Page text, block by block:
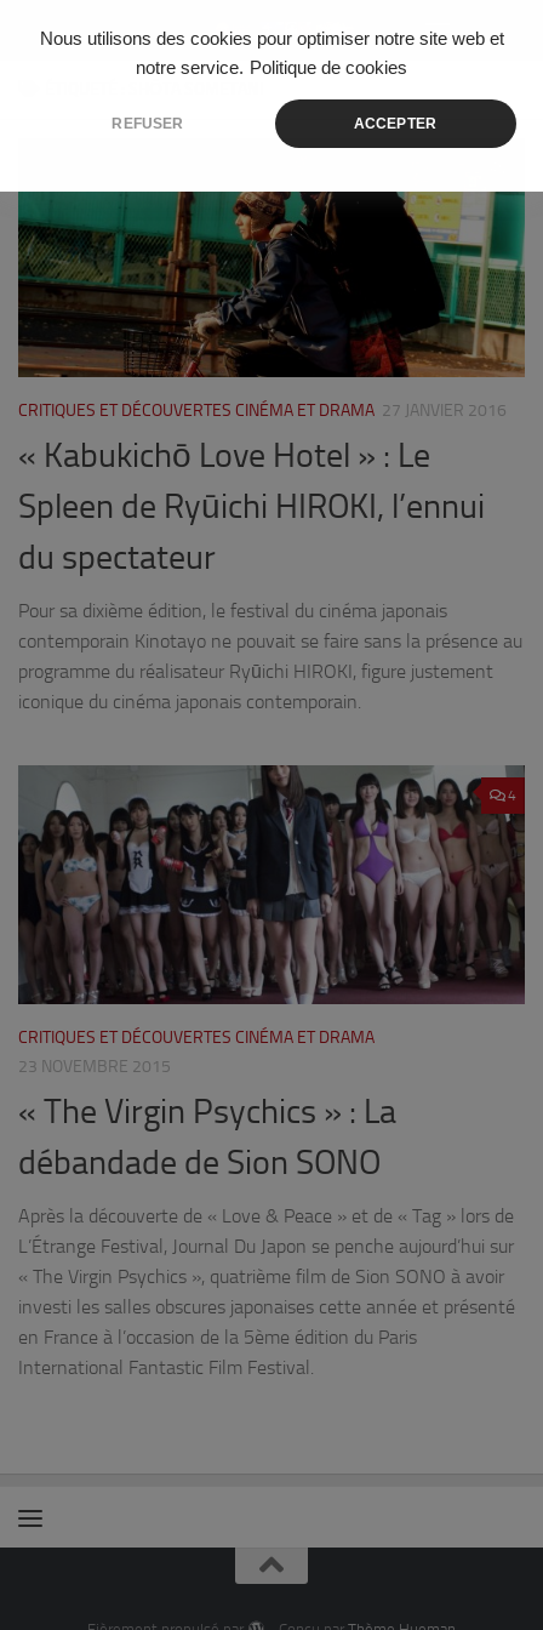
Nous utilisons des cookies pour optimiser notre site web et
notre service. Politique de cookies
REFUSER ACCEPTER
Skip to content
CRITIQUES ET DÉCOUVERTES CINÉMA ET DRAMA 27 JANVIER 2016
« Kabukichō Love Hotel » : Le
Spleen de Ryūichi HIROKI, l’ennui
du spectateur
Pour sa dixième édition, le festival du cinéma japonais
contemporain Kinotayo ne pouvait se faire sans la présence au
programme du réalisateur Ryūichi HIROKI, figure justement
iconique du cinéma japonais contemporain.
4
CRITIQUES ET DÉCOUVERTES CINÉMA ET DRAMA
23 NOVEMBRE 2015
« The Virgin Psychics » : La
débandade de Sion SONO
Après la découverte de « Love & Peace » et de « Tag » lors de
L’Étrange Festival, Journal Du Japon se penche aujourd’hui sur
« The Virgin Psychics », quatrième film de Sion SONO à avoir
investi les salles obscures japonaises cette année et présenté
en France à l’occasion de la 5ème édition du Paris
International Fantastic Film Festival.